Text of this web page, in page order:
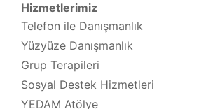
Hizmetlerimiz
Telefon ile Danışmanlık
Yüzyüze Danışmanlık
Grup Terapileri
Sosyal Destek Hizmetleri
YEDAM Atölye